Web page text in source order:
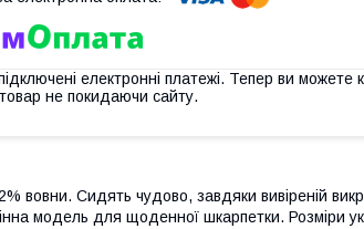
електронні платежі. Тепер ви можете
не покидаючи сайту.
вовни. Сидять чудово, завдяки вивіреній
модель для щоденної шкарпетки. Розміри